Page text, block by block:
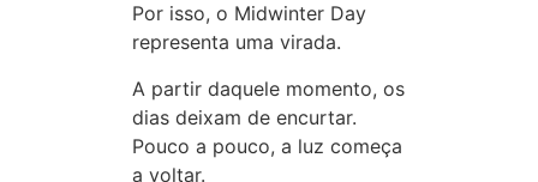
Por isso, o Midwinter Day
representa uma virada.
A partir daquele momento, os
dias deixam de encurtar.
Pouco a pouco, a luz começa
a voltar.